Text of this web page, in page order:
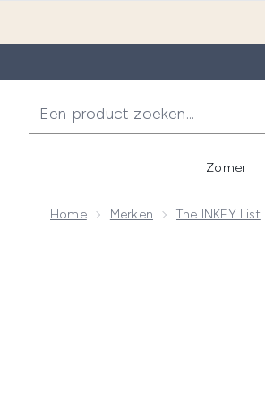
Zomer
Home Merken The INKEY List